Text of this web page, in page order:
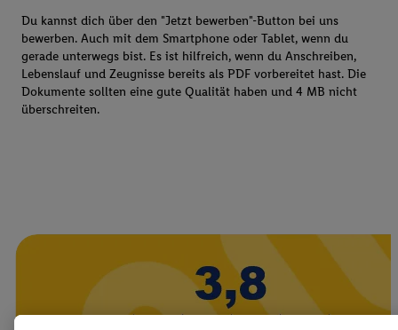
Du kannst dich über den "Jetzt bewerben"-Button bei uns
bewerben. Auch mit dem Smartphone oder Tablet, wenn du
gerade unterwegs bist. Es ist hilfreich, wenn du Anschreiben,
Lebenslauf und Zeugnisse bereits als PDF vorbereitet hast. Die
Dokumente sollten eine gute Qualität haben und 4 MB nicht
überschreiten.